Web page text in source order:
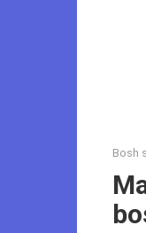
Bosh